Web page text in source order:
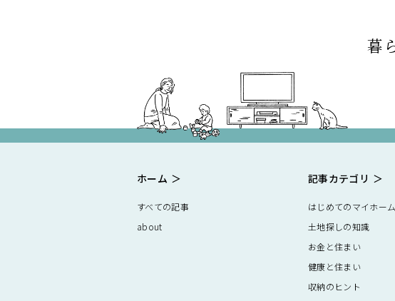
暮
ホーム
すべての記事
about
記事カテゴリ
はじめてのマイホーム
土地探しの知識
お金と住まい
健康と住まい
収納のヒント